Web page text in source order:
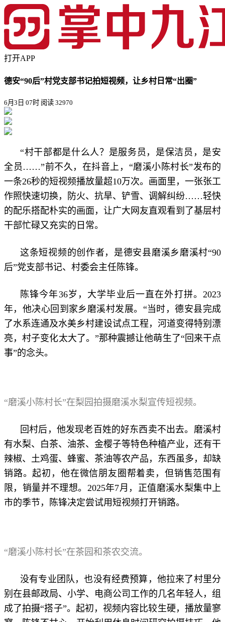
打开APP
德安“90后”村党支部书记拍短视频，让乡村日常“出圈”
6月3日 07时 阅读 32970
“村干部都是什么人？是服务员，是保洁员，是安
全员……”前不久，在抖音上，“磨溪小陈村长”发布的
一条26秒的短视频播放量超10万次。画面里，一张张工
作照快速切换，防火、抗旱、铲雪、调解纠纷……轻快
的配乐搭配朴实的画面，让广大网友直观看到了基层村
干部忙碌又充实的日常。
这条短视频的创作者，是德安县磨溪乡磨溪村“90
后”党支部书记、村委会主任陈锋。
陈锋今年36岁，大学毕业后一直在外打拼。2023
年，他决心回到家乡磨溪村发展。“当时，德安县完成
了水系连通及水美乡村建设试点工程，河道变得特别漂
亮，村子变化太大了。”那种震撼让他萌生了“回来干点
事”的念头。
“磨溪小陈村长”在梨园拍摄磨溪水梨宣传短视频。
回村后，他发现老百姓的好东西卖不出去。磨溪村
有水梨、白茶、油茶、金樱子等特色种植产业，还有干
辣椒、土鸡蛋、蜂蜜、茶油等农产品，东西虽多，却缺
销路。起初，他在微信朋友圈帮着卖，但销售范围有
限，销量并不理想。2025年7月，正值磨溪水梨集中上
市的季节，陈锋决定尝试用短视频打开销路。
“磨溪小陈村长”在茶园和茶农交流。
没有专业团队，也没有经费预算，他拉来了村里分
别在县邮政局、小学、电商公司工作的几名年轻人，组
成了拍摄“搭子”。起初，视频内容比较生硬，播放量寥